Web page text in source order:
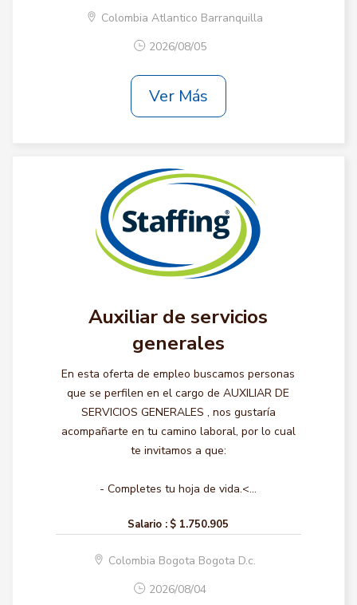
Colombia Atlantico Barranquilla
2026/08/05
Ver Más
Auxiliar de servicios
generales
En esta oferta de empleo buscamos personas
que se perfilen en el cargo de AUXILIAR DE
SERVICIOS GENERALES , nos gustaría
acompañarte en tu camino laboral, por lo cual
te invitamos a que:
- Completes tu hoja de vida.<...
Salario : $ 1.750.905
Colombia Bogota Bogota D.c.
2026/08/04